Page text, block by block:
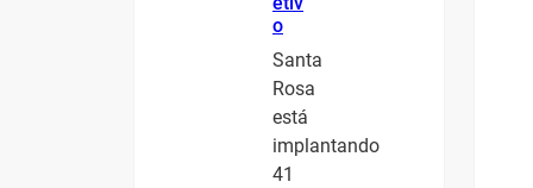
o
Santa
Rosa
está
implantando
41